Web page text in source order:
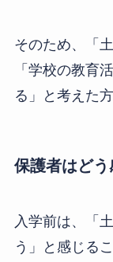
そのため、「
「学校の教育
る」と考えた
保護者はどう
入学前は、「
う」と感じる